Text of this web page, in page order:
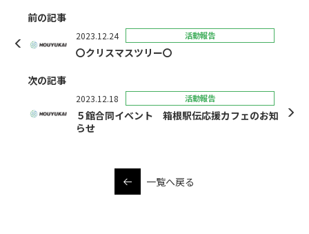
前の記事
2023.12.24 活動報告
〇クリスマスツリー〇
次の記事
2023.12.18 活動報告
５館合同イベント 箱根駅伝応援カフェのお知
らせ
一覧へ戻る